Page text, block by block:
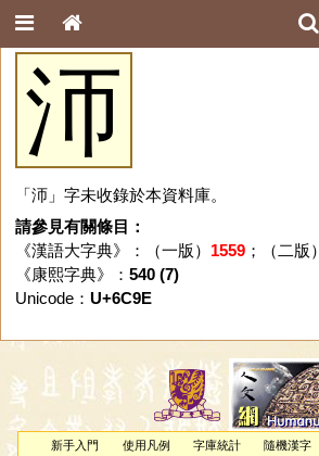
沞
「沞」字未收錄於本資料庫。
請參見有關條目：
《漢語大字典》：（一版） 1559；（二版）
《康熙字典》： 540 (7)
Unicode： U+6C9E
新手入門 使用凡例 字庫統計 隨機漢字